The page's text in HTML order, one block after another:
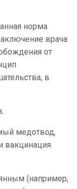
норма
врача
от
в
медотвод,
вакцинация
(например,